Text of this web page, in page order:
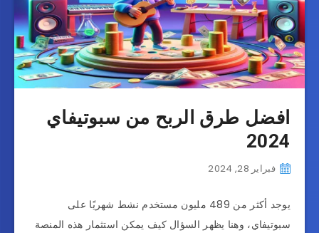
افضل طرق الربح من سبوتيفاي
2024
فبراير 28, 2024
يوجد أكثر من 489 مليون مستخدم نشط شهريًا على
سبوتيفاي، وهنا يظهر السؤال كيف يمكن استثمار هذه المنصة